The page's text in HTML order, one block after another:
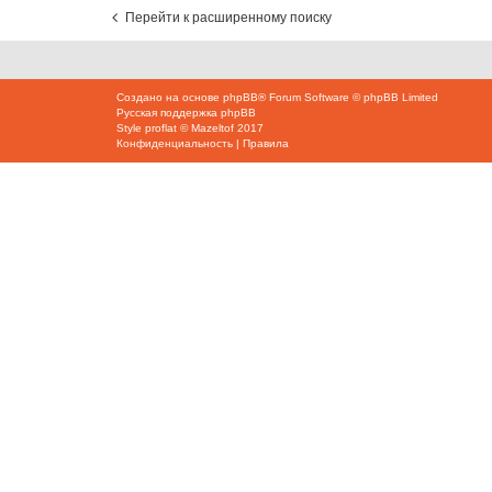
Перейти к расширенному поиску
Создано на основе phpBB® Forum Software © phpBB Limited
Русская поддержка phpBB
Style proflat ©Mazeltof 2017
Конфиденциальность | Правила